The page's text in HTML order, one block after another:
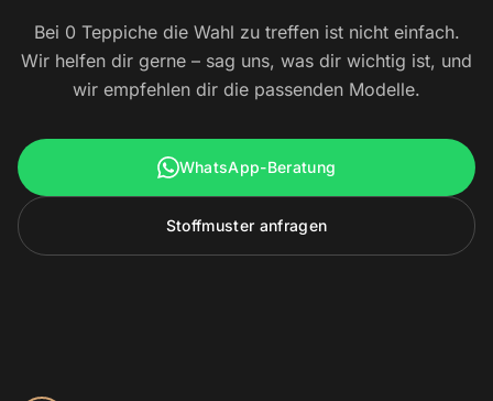
Bei 0 Teppiche die Wahl zu treffen ist nicht einfach.
Wir helfen dir gerne – sag uns, was dir wichtig ist, und
wir empfehlen dir die passenden Modelle.
WhatsApp-Beratung
Stoffmuster anfragen